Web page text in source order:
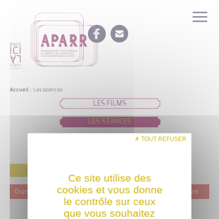
Accueil > Les séances
LES FILMS
LES SÉANCES
IDÉES DE PROGRAMMATION
Oups ! Ce film n'est programmé actuellement dans aucune structure
Ce site utilise des
cookies et vous donne
le contrôle sur ceux
que vous souhaitez
TOUT REFUSER